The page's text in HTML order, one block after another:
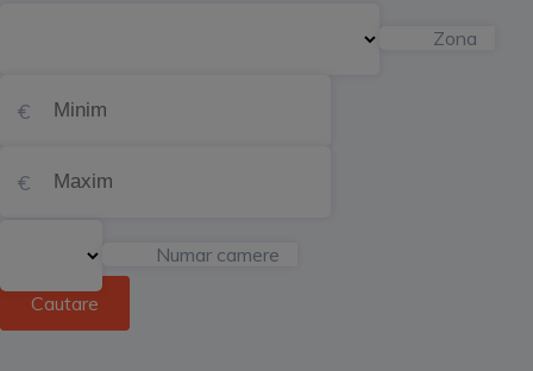
Zona
Numar camere
Cautare